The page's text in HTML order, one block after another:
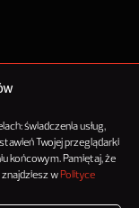
świadczenia usług,
Twojej przeglądarki
końcowym. Pamiętaj, że
znajdziesz w Polityce